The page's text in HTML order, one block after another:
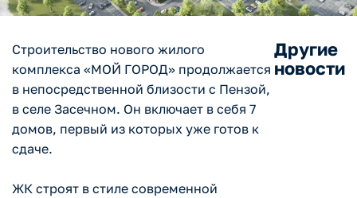
Строительство нового жилого
комплекса «МОЙ ГОРОД» продолжается
в непосредственной близости с Пензой,
в селе Засечном. Он включает в себя 7
домов, первый из которых уже готов к
сдаче.
ЖК строят в стиле современной
Другие
новости